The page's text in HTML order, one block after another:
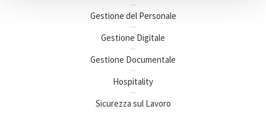
Gestione del Personale
Gestione Digitale
Gestione Documentale
Hospitality
Sicurezza sul Lavoro